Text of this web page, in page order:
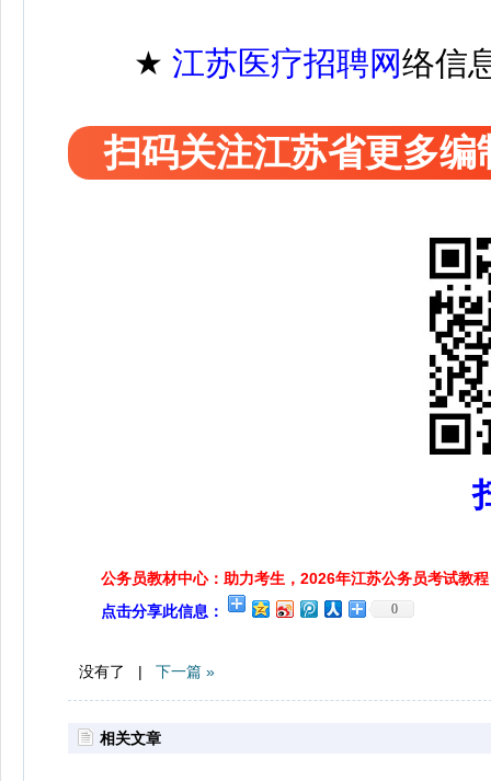
★ 江苏医疗招聘网络信
扫码关注江苏省更多
公务员教材中心：助力考生，2026年江苏公务员考试教程
点击分享此信息：
0
没有了 | 下一篇 »
相关文章